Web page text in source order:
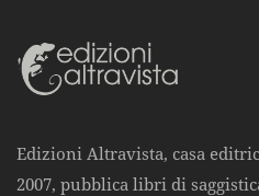
Edizioni Altravista, casa
2007, pubblica libri di